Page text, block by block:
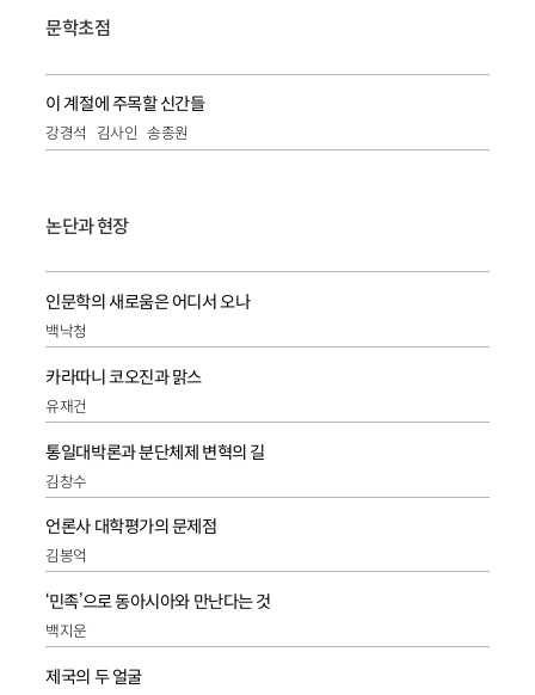
문학초점
이 계절에 주목할 신간들
강경석 김사인 송종원
논단과 현장
인문학의 새로움은 어디서 오나
백낙청
카라따니 코오진과 맑스
유재건
통일대박론과 분단체제 변혁의 길
김창수
언론사 대학평가의 문제점
김봉억
‘민족’으로 동아시아와 만난다는 것
백지운
제국의 두 얼굴